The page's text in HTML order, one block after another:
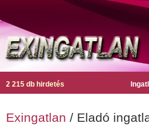
2 215 db hirdetés
Exingatlan / Eladó